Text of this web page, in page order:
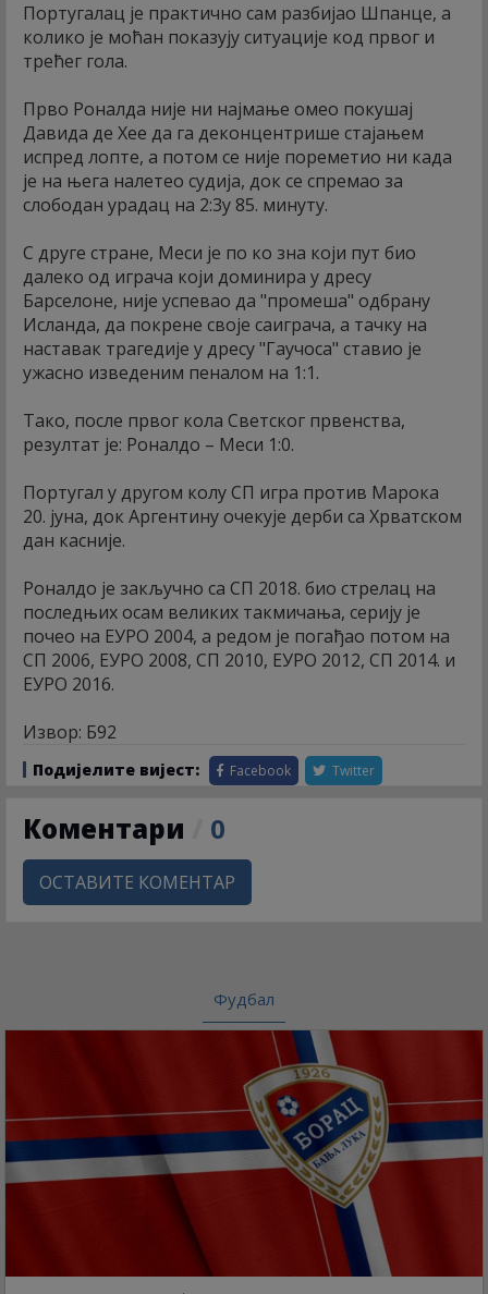
Португалац је практично сам разбијао Шпанце, а
колико је моћан показују ситуације код првог и
трећег гола.
Прво Роналда није ни најмање омео покушај
Давида де Хее да га деконцентрише стајањем
испред лопте, а потом се није пореметио ни када
је на њега налетео судија, док се спремао за
слободан урадац на 2:3у 85. минуту.
С друге стране, Меси је по ко зна који пут био
далеко од играча који доминира у дресу
Барселоне, није успевао да "промеша" одбрану
Исланда, да покрене своје саиграча, а тачку на
наставак трагедије у дресу "Гаучоса" ставио је
ужасно изведеним пеналом на 1:1.
Тако, после првог кола Светског првенства,
резултат је: Роналдо – Меси 1:0.
Португал у другом колу СП игра против Марока
20. јуна, док Аргентину очекује дерби са Хрватском
дан касније.
Роналдо је закључно са СП 2018. био стрелац на
последњих осам великих такмичања, серију је
почео на ЕУРО 2004, а редом је погађао потом на
СП 2006, ЕУРО 2008, СП 2010, ЕУРО 2012, СП 2014. и
ЕУРО 2016.
Извор: Б92
Подијелите вијест: Facebook Twitter
Коментари 0
ОСТАВИТЕ КОМЕНТАР
Фудбал